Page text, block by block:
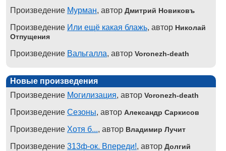
Произведение Мурман, автор Дмитрий Новиковъ
Произведение Или ещё какая блажь, автор Николай
Отпущения
Произведение Вальгалла, автор Voronezh-death
Новые произведения
Произведение Могилизация, автор Voronezh-death
Произведение Сезоны, автор Александр Саркисов
Произведение Хотя б..., автор Владимир Лучит
Произведение 313ф-ок. Впереди!, автор Долгий